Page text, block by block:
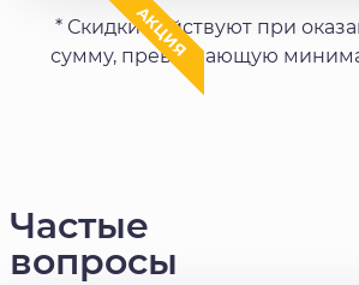
АКЦИЯ
* Скидки действуют при
сумму, превышающую
Частые
вопросы